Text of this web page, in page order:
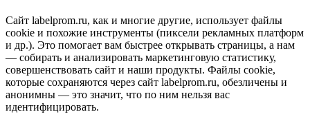
Сайт labelprom.ru, как и многие другие, использует файлы
cookie и похожие инструменты (пиксели рекламных платформ
и др.). Это помогает вам быстрее открывать страницы, а нам
— собирать и анализировать маркетинговую статистику,
совершенствовать сайт и наши продукты. Файлы сookie,
которые сохраняются через сайт labelprom.ru, обезличены и
анонимны — это значит, что по ним нельзя вас
идентифицировать.